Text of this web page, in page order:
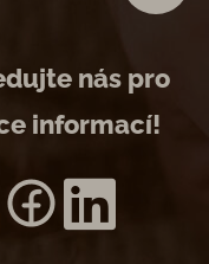
nás pro
informací!